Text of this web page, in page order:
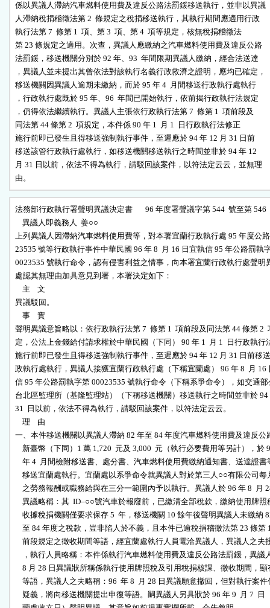
係以異議人滯納汽車燃料使用費及違反公路法罰鍰移送執行，並非以異議
人滯納稅捐稽徵法第 2  條規定之稅捐移送執行，其執行期間應適用行政
執行法第 7  條第 1  項、第 3  項、第 4  項等規定，核無稅捐稽徵法
第 23 條規定之適用。次查，異議人應繳納之汽車燃料使用費及違反公路
法罰鍰，移送機關分別於 92 年、93  年間限期異議人繳納，經合法送達
，異議人並未提出其曾依法對該執行名義行政救濟之證明，應均已確定，
移送機關因異議人逾期未繳納，而於 95 年 4  月間移送行政執行處執行
，行政執行處既於 95 年、96  年間已開始執行，依前揭行政執行法規定
，仍得依法繼續執行。異議人主張依行政執行法第 7  條第 1  項前段及
同法第 44 條第 2  項規定，本件係 90 年 1  月 1  日行政執行法修正
施行前即已發生且得移送強制執行事件，至遲應於 94 年 12 月 31 日前
移送該管行政執行處執行，如移送機關移送執行之時間並非於 94 年 12
月 31 日以前，依法不得為執行，請駁回該案件，以符法定云云，並無理
由。
法務部行政執行署聲明異議決定書       96 年度署聲議字第 544  號至第 546
    異議人即義務人  姜○○
上列異議人因滯納汽車燃料使用費等，對本署宜蘭行政執行處 95 年度公
23535 號等行政執行事件中華民國 96 年 8  月 16 日宜執信 95 年公路罰執
0023535 號執行命令，認有侵害利益之情事，向本署宜蘭行政執行處聲明
處認其無理由加具意見到署，本署決定如下：
    主    文
異議駁回。
    事    實
聲明異議意旨略以：依行政執行法第 7  條第 1  項前段及同法第 44 條第 2
定，公法上金錢給付請求權於中華民國（下同） 90 年 1  月 1  日行政執行
施行前即已發生且得移送強制執行事件，至遲應於 94 年 12 月 31 日前移
政執行處執行，異議人接獲宜蘭行政執行處（下稱宜蘭處） 96 年 8  月 16
信 95 年公路罰執字第 00023535 號執行命令（下稱系爭命令），如交通
台北區監理所（基隆監理站）（下稱移送機關）移送執行之時間並非於 94
31  日以前，依法不得為執行，請駁回該案件，以符法定云云。
    理    由
一、本件移送機關以異議人滯納 82 年至 84 年度汽車燃料使用費及違反公
新臺幣（下同）1 萬 1,720  元及 3,000  元（執行必要費用等另計），於
年 4  月間檢附移送書、處分書、汽車燃料使用費繳納通知書、送達證書
移送宜蘭處執行。宜蘭處以系爭命令就異議人對於第三人○○有限公司每
之勞務報酬或職務給與在三分一範圍內予以執行。異議人於 96 年 8  月
異議略稱：其  ID–○○號汽車於報廢前，已繳清全部稅款，繳納使用牌照
收據稅捐機關僅要求保存 5  年，移送機關 10 餘年後聲明異議人未繳納
至 84 年度之稅款，豈非陷人於不義，且本件已逾稅捐稽徵法第 23 條第
前段規定之徵收期間等語，經宜蘭處執行人員電洽異議人，異議人之夫
，執行人員略稱：本件係執行汽車燃料使用費及違反公路法罰鍰，異議
8 月 28 日異議狀所稱係執行使用牌照稅及引用稅捐核課、徵收期間，
等語，異議人之夫略稱：96  年 8  月 28 日異議願意撤回，但對執行案
疑義，將向移送機關提出申復等語。嗣異議人另具狀於 96 年 9  月 7  日